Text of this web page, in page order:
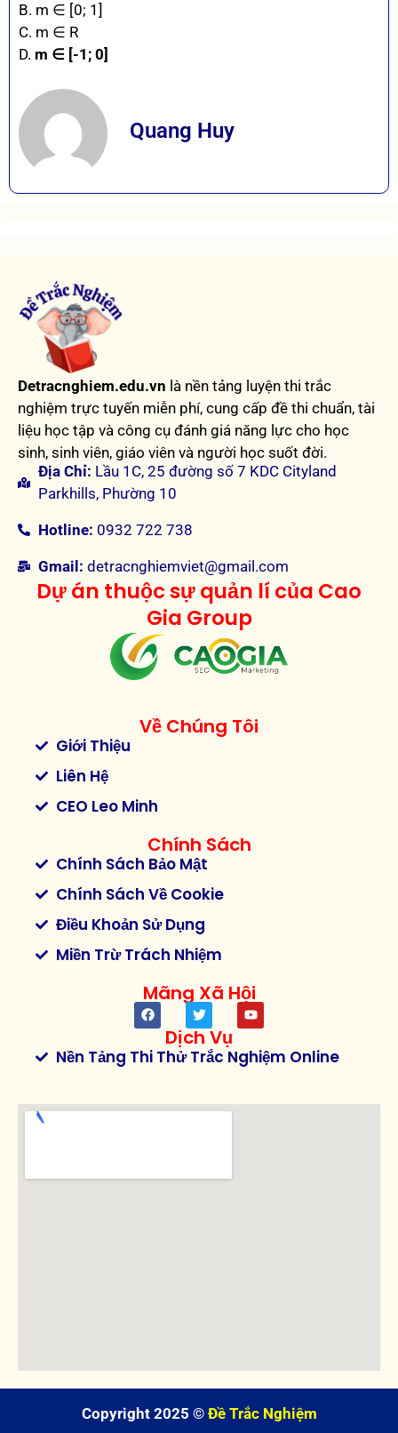
B. m ∈ [0; 1]
C. m ∈ R
D. m ∈ [-1; 0]
Quang Huy
Detracnghiem.edu.vn là nền tảng luyện thi trắc
nghiệm trực tuyến miễn phí, cung cấp đề thi chuẩn, tài
liệu học tập và công cụ đánh giá năng lực cho học
sinh, sinh viên, giáo viên và người học suốt đời.
Địa Chỉ: Lầu 1C, 25 đường số 7 KDC Cityland
Parkhills, Phường 10
Hotline: 0932 722 738
Gmail: detracnghiemviet@gmail.com
Dự án thuộc sự quản lí của Cao
Gia Group
Về Chúng Tôi
Giới Thiệu
Liên Hệ
CEO Leo Minh
Chính Sách
Chính Sách Bảo Mật
Chính Sách Về Cookie
Điều Khoản Sử Dụng
Miền Trừ Trách Nhiệm
Mãng Xã Hội
Dịch Vụ
Nền Tảng Thi Thử Trắc Nghiệm Online
Copyright 2025 © Đề Trắc Nghiệm